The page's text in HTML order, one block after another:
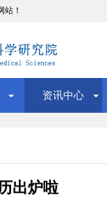
站！
资讯中心
出炉啦